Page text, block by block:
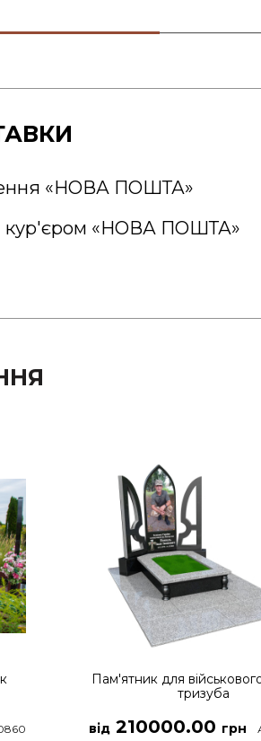
«НОВА ПОШТА»
кур'єром «НОВА ПОШТА»
Пам'ятник для
тризуба
від210000.00 грн